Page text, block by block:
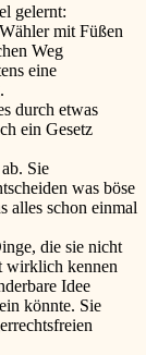
gelernt:
mit Füßen
Weg
eine
durch etwas
ein Gesetz
Sie
was böse
alles schon einmal
die sie nicht
wirklich kennen
Idee
könnte. Sie